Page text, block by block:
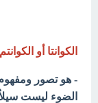
الكوانتا أو الكوانتم quanta or quantum
- هو تصور
الضوء ليست